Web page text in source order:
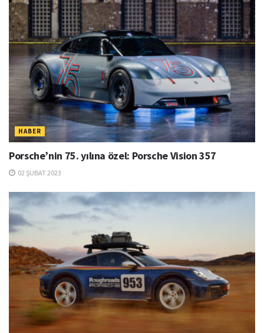
HABER
Porsche’nin 75. yılına özel: Porsche Vision 357
02 ŞUBAT 2023